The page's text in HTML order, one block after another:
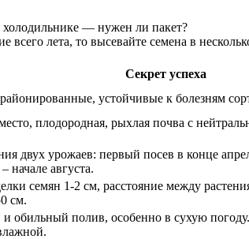
холодильнике — нужен ли пакет?
всего лета, то высевайте семена в
Секрет успеха
устойчивые к болезням
плодородная, рыхлая почва с
двух урожаев: первый посев в конце
начале августа.
семян 1-2 см, расстояние между
см.
и обильный полив, особенно в сухую